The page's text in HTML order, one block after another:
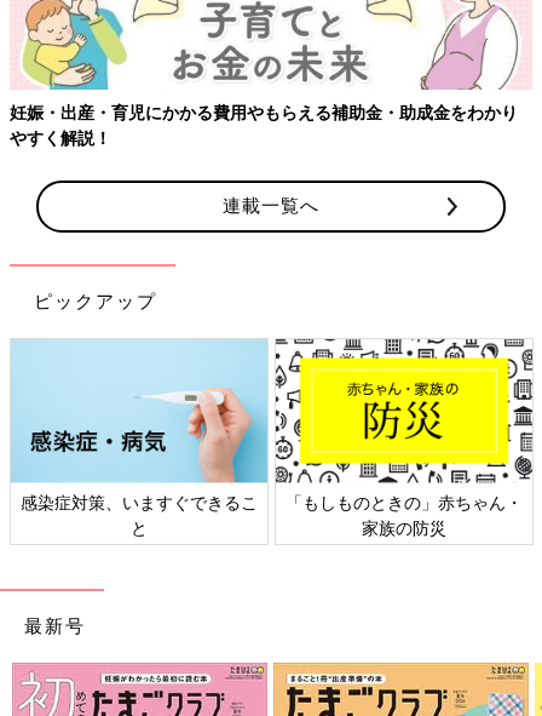
妊娠・出産・育児にかかる費用やもらえる補助金・助成金をわかり
やすく解説！
連載一覧へ
ピックアップ
感染症対策、いますぐできるこ
と
「もしものときの」赤ちゃん・
家族の防災
最新号